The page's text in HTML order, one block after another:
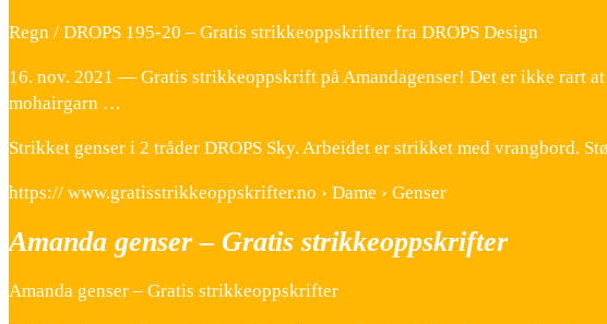
Regn / DROPS 195-20 – Gratis strikkeoppskrifter fra DROPS Design
16. nov. 2021 — Gratis strikkeoppskrift på Amandagenser! Det er ikke rart
mohairgarn …
Strikket genser i 2 tråder DROPS Sky. Arbeidet er strikket med vrangbord.
https:// www.gratisstrikkeoppskrifter.no › Dame › Genser
Amanda genser – Gratis strikkeoppskrifter
Amanda genser – Gratis strikkeoppskrifter